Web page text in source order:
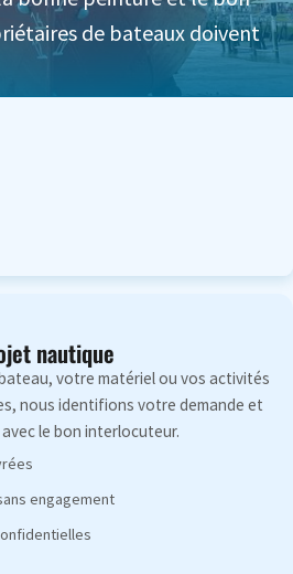
de bateaux doivent
nautique
votre matériel ou vos activités
nous identifions votre demande et
le bon interlocuteur.
engagement